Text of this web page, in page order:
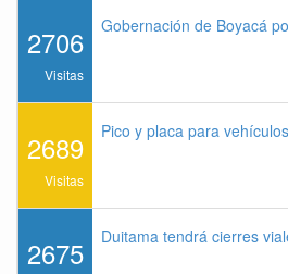
2706
Visitas
Gobernación de Boyacá
2689
Visitas
Pico y placa para
2675 Duitama tendrá cierres